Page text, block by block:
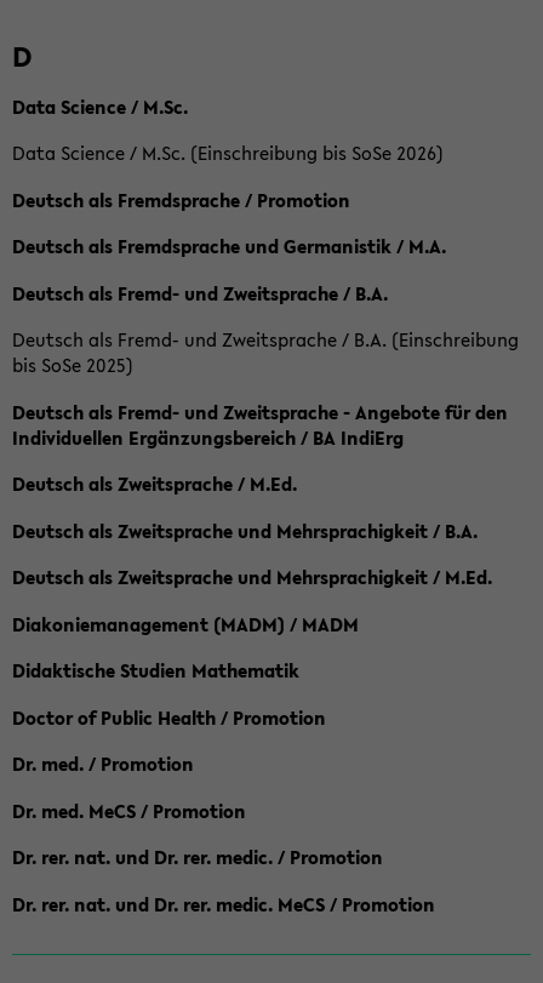
D
Data Science / M.Sc.
Data Science / M.Sc. (Einschreibung bis SoSe 2026)
Deutsch als Fremdsprache / Promotion
Deutsch als Fremdsprache und Germanistik / M.A.
Deutsch als Fremd- und Zweitsprache / B.A.
Deutsch als Fremd- und Zweitsprache / B.A. (Einschreibung
bis SoSe 2025)
Deutsch als Fremd- und Zweitsprache - Angebote für den
Individuellen Ergänzungsbereich / BA IndiErg
Deutsch als Zweitsprache / M.Ed.
Deutsch als Zweitsprache und Mehrsprachigkeit / B.A.
Deutsch als Zweitsprache und Mehrsprachigkeit / M.Ed.
Diakoniemanagement (MADM) / MADM
Didaktische Studien Mathematik
Doctor of Public Health / Promotion
Dr. med. / Promotion
Dr. med. MeCS / Promotion
Dr. rer. nat. und Dr. rer. medic. / Promotion
Dr. rer. nat. und Dr. rer. medic. MeCS / Promotion